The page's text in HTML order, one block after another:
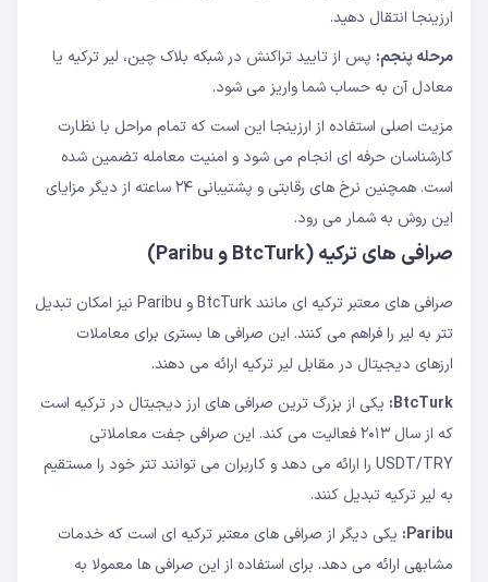
ارزینجا انتقال دهید.
مرحله پنجم: پس از تایید تراکنش در شبکه بلاک چین، لیر ترکیه یا
معادل آن به حساب شما واریز می شود.
مزیت اصلی استفاده از ارزینجا این است که تمام مراحل با نظارت
کارشناسان حرفه ای انجام می شود و امنیت معامله تضمین شده
است. همچنین نرخ های رقابتی و پشتیبانی ۲۴ ساعته از دیگر مزایای
این روش به شمار می رود.
صرافی های ترکیه (BtcTurk و Paribu)
صرافی های معتبر ترکیه ای مانند BtcTurk و Paribu نیز امکان تبدیل
تتر به لیر را فراهم می کنند. این صرافی ها بستری برای معاملات
ارزهای دیجیتال در مقابل لیر ترکیه ارائه می دهند.
BtcTurk: یکی از بزرگ ترین صرافی های ارز دیجیتال در ترکیه است
که از سال ۲۰۱۳ فعالیت می کند. این صرافی جفت معاملاتی
USDT/TRY را ارائه می دهد و کاربران می توانند تتر خود را مستقیم
به لیر ترکیه تبدیل کنند.
Paribu: یکی دیگر از صرافی های معتبر ترکیه ای است که خدمات
مشابهی ارائه می دهد. برای استفاده از این صرافی ها معمولا به